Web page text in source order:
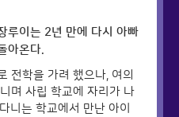
루이는 2년 만에 다시 아빠
아온다.
전학을 가려 했으나, 여의
며 사립 학교에 자리가 나
니는 학교에서 만난 아이